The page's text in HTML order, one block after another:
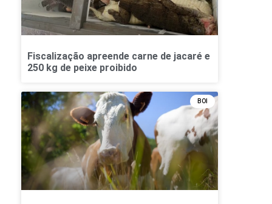
Fiscalização apreende carne de jacaré e
250 kg de peixe proibido
BOI